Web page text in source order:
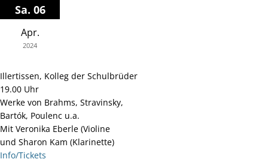
Zum
Inhalt
springen
Sa. 06
Apr.
2024
Illertissen, Kolleg der Schulbrüder
19.00 Uhr
Werke von Brahms, Stravinsky,
Bartók, Poulenc u.a.
Mit Veronika Eberle (Violine
und Sharon Kam (Klarinette)
Info/Tickets